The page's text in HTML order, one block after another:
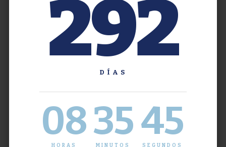
292
DÍAS
08
HORAS
35
MINUTOS
45
SEGUNDOS